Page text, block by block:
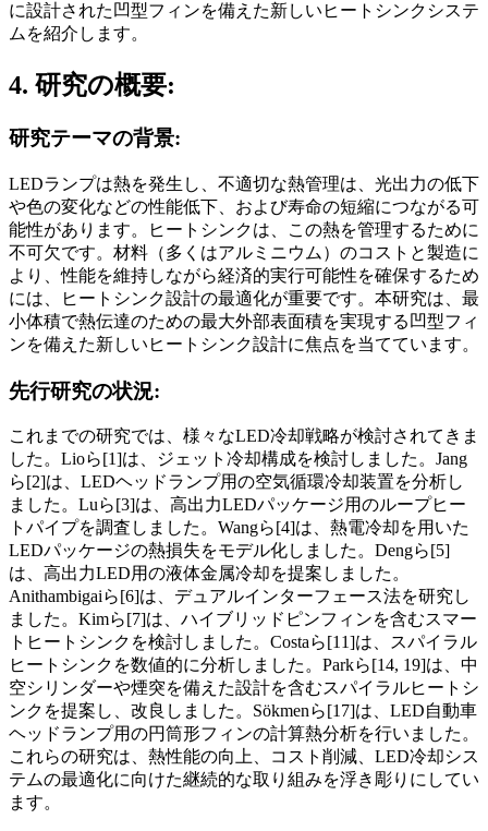
に設計された凹型フィンを備えた新しいヒートシンクシステ
ムを紹介します。
4. 研究の概要:
研究テーマの背景:
LEDランプは熱を発生し、不適切な熱管理は、光出力の低下
や色の変化などの性能低下、および寿命の短縮につながる可
能性があります。ヒートシンクは、この熱を管理するために
不可欠です。材料（多くはアルミニウム）のコストと製造に
より、性能を維持しながら経済的実行可能性を確保するため
には、ヒートシンク設計の最適化が重要です。本研究は、最
小体積で熱伝達のための最大外部表面積を実現する凹型フィ
ンを備えた新しいヒートシンク設計に焦点を当てています。
先行研究の状況:
これまでの研究では、様々なLED冷却戦略が検討されてきま
した。Lioら[1]は、ジェット冷却構成を検討しました。Jang
ら[2]は、LEDヘッドランプ用の空気循環冷却装置を分析し
ました。Luら[3]は、高出力LEDパッケージ用のループヒー
トパイプを調査しました。Wangら[4]は、熱電冷却を用いた
LEDパッケージの熱損失をモデル化しました。Dengら[5]
は、高出力LED用の液体金属冷却を提案しました。
Anithambigaiら[6]は、デュアルインターフェース法を研究し
ました。Kimら[7]は、ハイブリッドピンフィンを含むスマー
トヒートシンクを検討しました。Costaら[11]は、スパイラル
ヒートシンクを数値的に分析しました。Parkら[14, 19]は、中
空シリンダーや煙突を備えた設計を含むスパイラルヒートシ
ンクを提案し、改良しました。Sökmenら[17]は、LED自動車
ヘッドランプ用の円筒形フィンの計算熱分析を行いました。
これらの研究は、熱性能の向上、コスト削減、LED冷却シス
テムの最適化に向けた継続的な取り組みを浮き彫りにしてい
ます。